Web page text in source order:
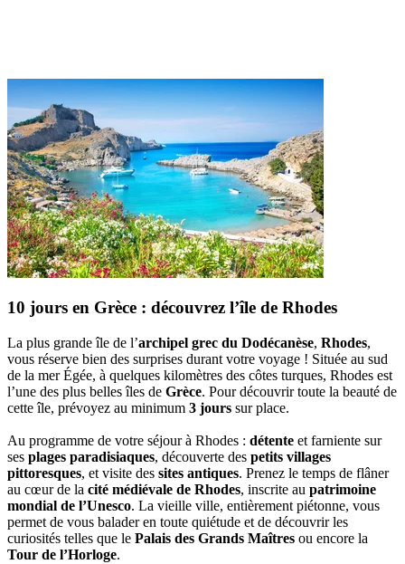
10 jours en Grèce : découvrez l’île de Rhodes
La plus grande île de l’archipel grec du Dodécanèse, Rhodes,
vous réserve bien des surprises durant votre voyage ! Située au sud
de la mer Égée, à quelques kilomètres des côtes turques, Rhodes est
l’une des plus belles îles de Grèce. Pour découvrir toute la beauté de
cette île, prévoyez au minimum 3 jours sur place.
Au programme de votre séjour à Rhodes : détente et farniente sur
ses plages paradisiaques, découverte des petits villages
pittoresques, et visite des sites antiques. Prenez le temps de flâner
au cœur de la cité médiévale de Rhodes, inscrite au patrimoine
mondial de l’Unesco. La vieille ville, entièrement piétonne, vous
permet de vous balader en toute quiétude et de découvrir les
curiosités telles que le Palais des Grands Maîtres ou encore la
Tour de l’Horloge.